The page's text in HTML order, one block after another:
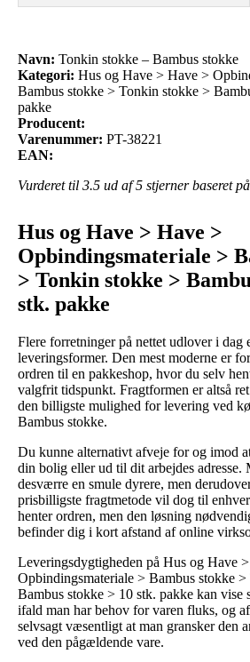
Navn: Tonkin stokke – Bambus stokke
Kategori: Hus og Have > Have >
Bambus stokke > Tonkin stokke >
pakke
Producent:
Varenummer: PT-38221
EAN:
Vurderet til 3.5 ud af 5 stjerner baseret på
Hus og Have > Have >
Opbindingsmateriale >
> Tonkin stokke >
stk. pakke
Flere forretninger på nettet udlover i dag
leveringsformer. Den mest moderne er
ordren til en pakkeshop, hvor du selv
valgfrit tidspunkt. Fragtformen er altså
den billigste mulighed for levering ved
Bambus stokke.
Du kunne alternativt afveje for og imod
din bolig eller ud til dit arbejdes adresse.
desværre en smule dyrere, men
prisbilligste fragtmetode vil dog til
henter ordren, men den løsning
befinder dig i kort afstand af online
Leveringsdygtigheden på Hus og Have
Opbindingsmateriale > Bambus stokke
Bambus stokke > 10 stk. pakke kan vise
ifald man har behov for varen fluks, og
selvsagt væsentligt at man gransker den
ved den pågældende vare.